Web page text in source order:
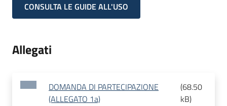
CONSULTA LE GUIDE ALL'USO
Allegati
DOMANDA DI PARTECIPAZIONE
(ALLEGATO 1a)
(68.50
kB)